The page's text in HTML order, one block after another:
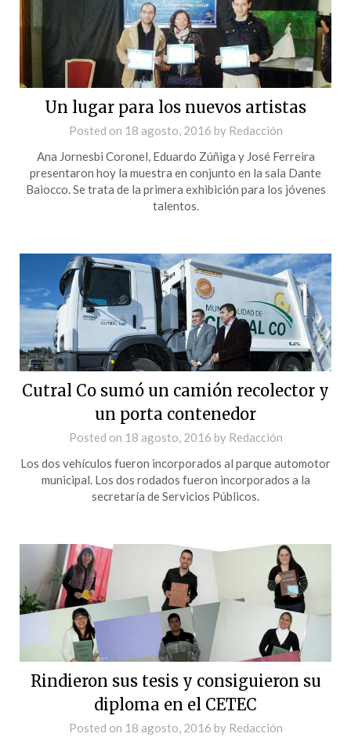
Un lugar para los nuevos artistas
Posted on 18 agosto, 2016 by Redacción
Ana Jornesbi Coronel, Eduardo Zúñiga y José Ferreira
presentaron hoy la muestra en conjunto en la sala Dante
Baiocco. Se trata de la primera exhibición para los jóvenes
talentos.
Cutral Co sumó un camión recolector y
un porta contenedor
Posted on 18 agosto, 2016 by Redacción
Los dos vehículos fueron incorporados al parque automotor
municipal. Los dos rodados fueron incorporados a la
secretaría de Servicios Públicos.
Rindieron sus tesis y consiguieron su
diploma en el CETEC
Posted on 18 agosto, 2016 by Redacción